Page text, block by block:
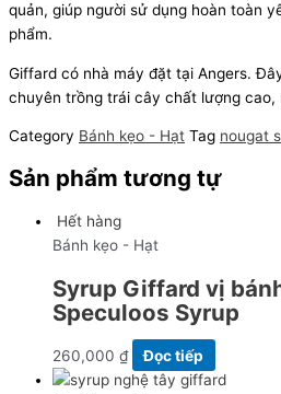
quản, giúp người sử dụng hoàn toàn
phẩm.
Giffard có nhà máy đặt tại Angers.
chuyên trồng trái cây chất lượng cao,
Category Bánh kẹo - Hạt Tag nougat
Sản phẩm tương tự
Hết hàng
Bánh kẹo - Hạt
Syrup Giffard vị
Speculoos Syrup
260,000 ₫ Đọc tiếp